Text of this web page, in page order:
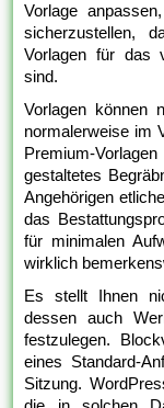
Vorlage
sicherzustellen,
Vorlagen für das
sind.
Vorlagen können
normalerweise im
Premium-
gestaltetes
Angehörigen
das
für minimalen
wirklich
Es stellt Ihnen
dessen auch
festzulegen.
eines Standard-
Sitzung.